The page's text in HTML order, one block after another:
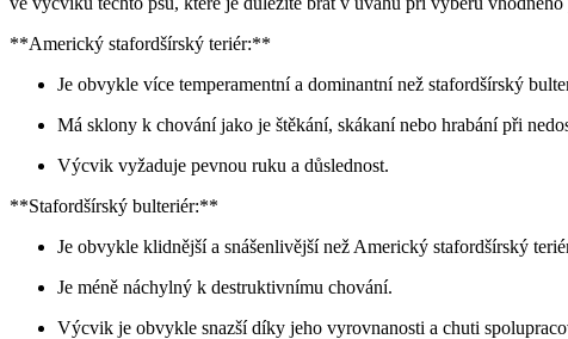
**Americký stafordšírský teriér:**
Je obvykle více temperamentní a dominantní než stafordšírský
Má sklony k chování jako je štěkání, skákaní nebo hrabání při
Výcvik vyžaduje pevnou ruku a důslednost.
**Stafordšírský bulteriér:**
Je obvykle klidnější a snášenlivější než Americký stafordšírský
Je méně náchylný k destruktivnímu chování.
Výcvik je obvykle snazší díky jeho vyrovnanosti a chuti